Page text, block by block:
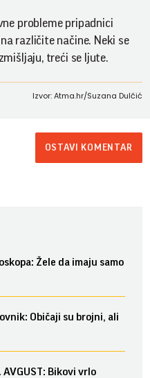
probleme pripadnici
različite načine. Neki se
treći se ljute.
Izvor: Atma.hr/Suzana Dulčić
OSTAVI KOMENTAR
Žele da imaju samo
Običaji su brojni, ali
AVGUST: Bikovi vrlo